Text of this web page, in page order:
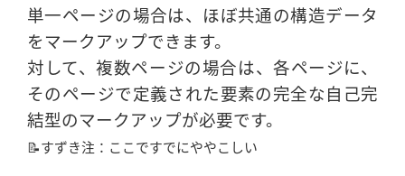
単一ページの場合は、ほぼ共通の構造データ
をマークアップできます。
対して、複数ページの場合は、各ページに、
そのページで定義された要素の完全な自己完
結型のマークアップが必要です。
📝すずき注：ここですでにややこしい